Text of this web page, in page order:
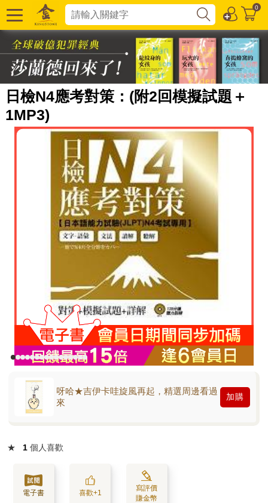
0
日檢N4應考對策：(附2回模擬試題＋
1MP3)
呀哈★吉伊卡哇旋風再起，精選周邊看過
來
加購
★ 1 個人喜歡
電子書 喜歡+1
寫評價
賺金幣